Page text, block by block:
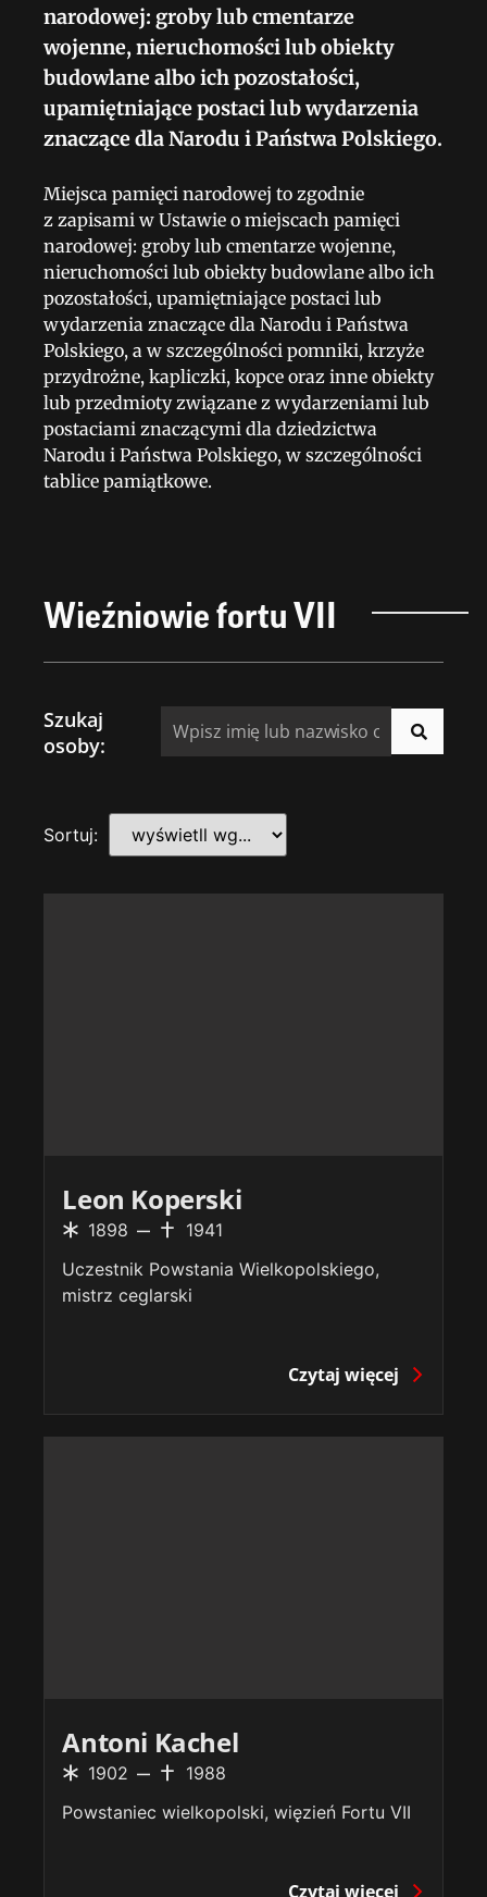
narodowej: groby lub cmentarze
wojenne, nieruchomości lub obiekty
budowlane albo ich pozostałości,
upamiętniające postaci lub wydarzenia
znaczące dla Narodu i Państwa Polskiego.
Miejsca pamięci narodowej to zgodnie
z zapisami w Ustawie o miejscach pamięci
narodowej: groby lub cmentarze wojenne,
nieruchomości lub obiekty budowlane albo ich
pozostałości, upamiętniające postaci lub
wydarzenia znaczące dla Narodu i Państwa
Polskiego, a w szczególności pomniki, krzyże
przydrożne, kapliczki, kopce oraz inne obiekty
lub przedmioty związane z wydarzeniami lub
postaciami znaczącymi dla dziedzictwa
Narodu i Państwa Polskiego, w szczególności
tablice pamiątkowe.
Wieźniowie fortu VII
Szukaj
osoby:
Sortuj:
Leon Koperski
1898
1941
Uczestnik Powstania Wielkopolskiego,
mistrz ceglarski
Czytaj więcej
Antoni Kachel
1902
1988
Powstaniec wielkopolski, więzień Fortu VII
Czytaj więcej